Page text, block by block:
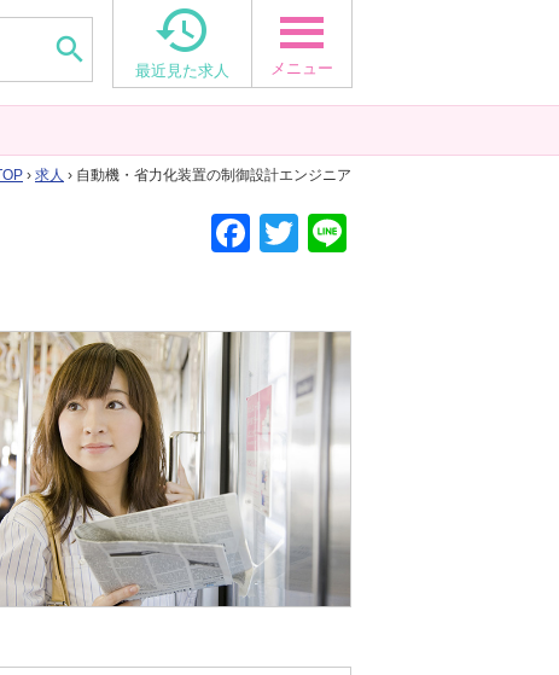
 
最近見た求人 メニュー
› 求人 › 自動機・省力化装置の制御設計エンジニア
F
b
o
o
k
T
er